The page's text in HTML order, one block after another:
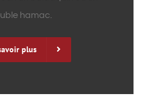
hamac.
plus